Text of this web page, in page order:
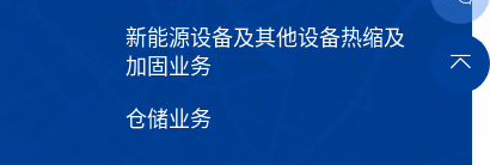
新能源设备及其他设备热缩及
加固业务
仓储业务